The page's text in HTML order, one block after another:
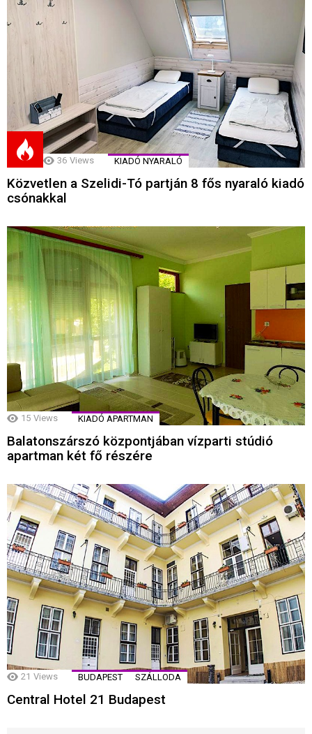
36 Views KIADÓ NYARALÓ
Közvetlen a Szelidi-Tó partján 8 fős nyaraló kiadó
csónakkal
15 Views KIADÓ APARTMAN
Balatonszárszó központjában vízparti stúdió
apartman két fő részére
21 Views BUDAPEST SZÁLLODA
Central Hotel 21 Budapest